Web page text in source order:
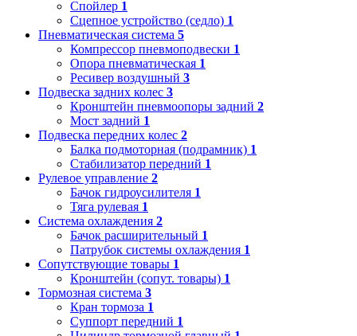
Спойлер 1
Сцепное устройство (седло) 1
Пневматическая система 5
Компрессор пневмоподвески 1
Опора пневматическая 1
Ресивер воздушный 3
Подвеска задних колес 3
Кронштейн пневмоопоры задний 2
Мост задний 1
Подвеска передних колес 2
Балка подмоторная (подрамник) 1
Стабилизатор передний 1
Рулевое управление 2
Бачок гидроусилителя 1
Тяга рулевая 1
Система охлаждения 2
Бачок расширительный 1
Патрубок системы охлаждения 1
Сопутствующие товары 1
Кронштейн (сопут. товары) 1
Тормозная система 3
Кран тормоза 1
Суппорт передний 1